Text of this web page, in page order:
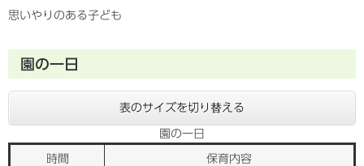
思いやりのある子ども
園の一日
表のサイズを切り替える
園の一日
時間 保育内容